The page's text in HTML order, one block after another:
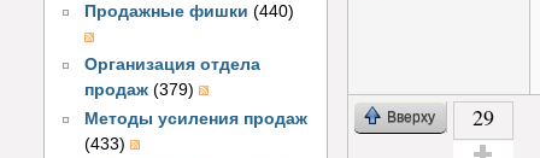
Продажные фишки (440)
Организация отдела
продаж (379)
Методы усиления продаж
(433)
Вверху 29